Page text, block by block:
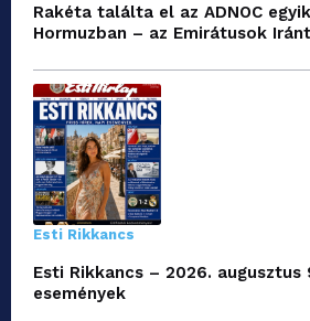
Rakéta találta el az ADNOC
Hormuzban – az Emirátusok
Esti Rikkancs
Esti Rikkancs – 2026. augusztus
események